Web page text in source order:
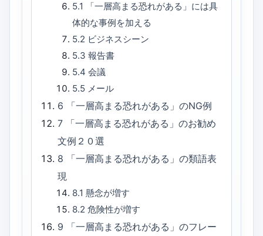
5.1
「一層高まる恐れがある」には具
体的な事例を加える
5.2 ビジネスシーン
5.3 報告書
5.4 会議
5.5 メール
6
「一層高まる恐れがある」のNG例
7
「一層高まる恐れがある」のお勧め
文例２０選
8
「一層高まる恐れがある」の類語表
現
8.1 懸念が増す
8.2 危険性が増す
9
「一層高まる恐れがある」のフレー